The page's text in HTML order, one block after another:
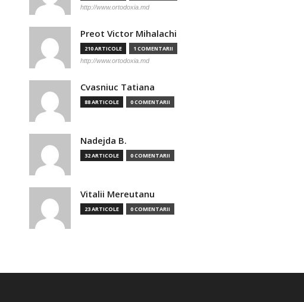
http://www.ortodoxia.md
Preot Victor Mihalachi
210 ARTICOLE 1 COMENTARII
http://www.ortodoxia.md
Cvasniuc Tatiana
88 ARTICOLE 0 COMENTARII
Nadejda B.
32 ARTICOLE 0 COMENTARII
Vitalii Mereutanu
23 ARTICOLE 0 COMENTARII